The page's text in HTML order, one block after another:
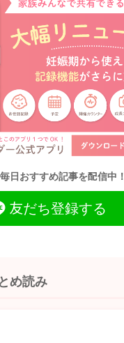
日おすすめ記事を配信中！
友だち登録する
め読み